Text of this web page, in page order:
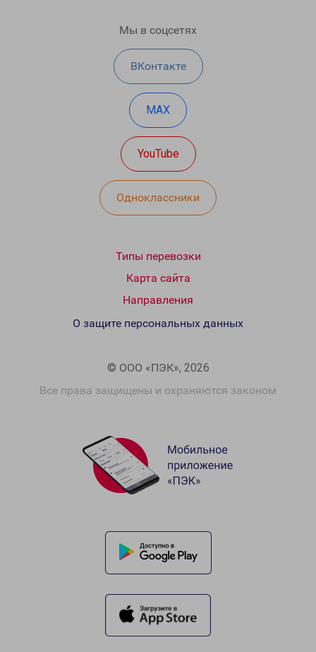
Мы в соцсетях
ВКонтакте
MAX
YouTube
Одноклассники
Типы перевозки
Карта сайта
Направления
© ООО «ПЭК», 2026
Все права защищены и охраняются законом
О защите персональных данных